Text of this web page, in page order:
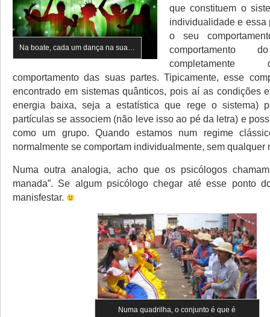
Na boate, cada um dança na sua…
que constituem o
individualidade e essa
o seu
comportamento das suas partes. Tipicamente, esse
encontrado em sistemas quânticos, pois aí as condições
energia baixa, seja a estatística que rege o sistema)
partículas se associem (não leve isso ao pé da letra) e
como um grupo. Quando estamos num regime
normalmente se comportam individualmente, sem qualquer
Numa outra analogia, acho que os psicólogos
manada”. Se algum psicólogo chegar até esse ponto
manisfestar.
Numa quadrilha, o conjunto é que é